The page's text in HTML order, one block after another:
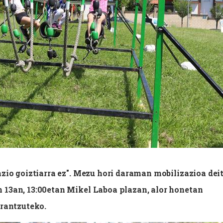
goiztiarra ez". Mezu hori daraman mobilizazioa
13:00etan Mikel Laboa plazan, alor honetan